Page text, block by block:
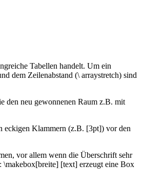
Tabellen handelt. Um ein
dem Zeilenabstand (\ arraystretch) sind
den neu gewonnenen Raum z.B. mit
eckigen Klammern (z.B. [3pt]) vor den
vor allem wenn die Überschrift sehr
[text] erzeugt eine Box